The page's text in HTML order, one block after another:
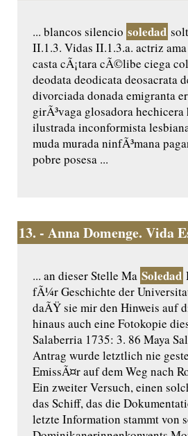
... blancos silencio soledad
II.1.3. Vidas II.1.3.a. actriz
casta cÃ¡tara cÃ©libe ciega
deodata deodicata deosacrata
divorciada donada emigranta
girÃ³vaga glosadora
ilustrada inconformista
muda murada ninfÃ³mana
pobre posesa ...
13. - Anna Domenge. Vida
... an dieser Stelle Ma Soledad
fÃ¼r Geschichte der
daÃŸ sie mir den Hinweis auf
hinaus auch eine Fotokopie
Salaberria 1735: 3. 86 Maya
Antrag wurde letztlich nie
EmissÃ¤r auf dem Weg nach
Ein zweiter Versuch, einen
das Schiff, das die
letzte Information stammt von